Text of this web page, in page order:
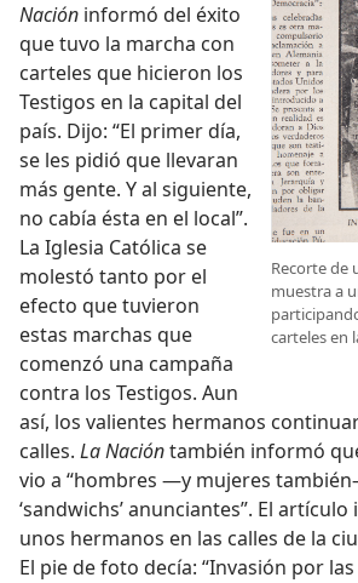
Recorte de
muestra a
carteles en
Nación informó del éxito
que tuvo la marcha con
carteles que hicieron los
Testigos en la capital del
país. Dijo: “El primer día,
se les pidió que llevaran
más gente. Y al siguiente,
no cabía ésta en el local”.
La Iglesia Católica se
molestó tanto por el
efecto que tuvieron
estas marchas que
comenzó una campaña
contra los Testigos. Aun
así, los valientes hermanos
calles. La Nacióntambién informó
vio a “hombres —y mujeres
‘sandwichs’ anunciantes”. El
unos hermanos en las calles de la
El pie de foto decía: “Invasión por las